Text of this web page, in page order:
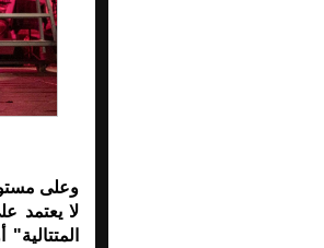
وعلى
لا يعتمد